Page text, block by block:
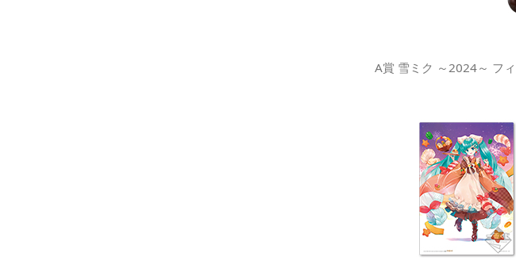
A賞 雪ミク ～2024～ フ